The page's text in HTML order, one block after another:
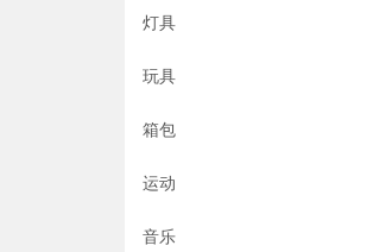
灯具
玩具
箱包
运动
音乐